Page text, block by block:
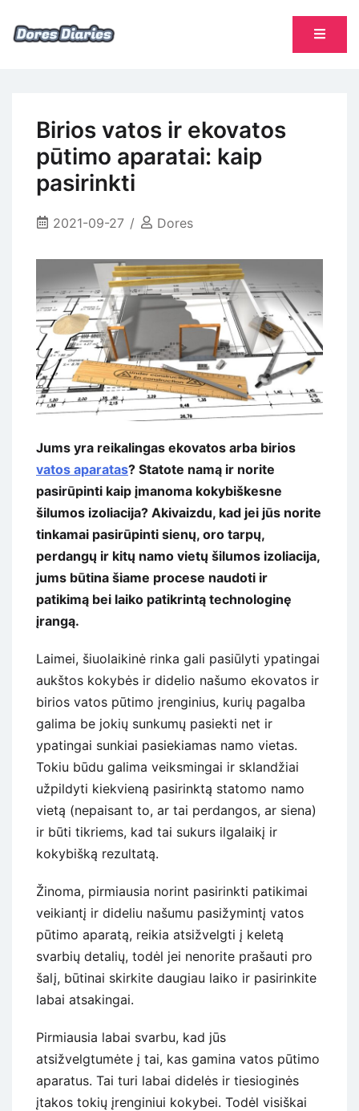
Birios vatos ir ekovatos
pūtimo aparatai: kaip
pasirinkti
2021-09-27 Dores
Jums yra reikalingas ekovatos arba birios
vatos aparatas? Statote namą ir norite
pasirūpinti kaip įmanoma kokybiškesne
šilumos izoliacija? Akivaizdu, kad jei jūs norite
tinkamai pasirūpinti sienų, oro tarpų,
perdangų ir kitų namo vietų šilumos izoliacija,
jums būtina šiame procese naudoti ir
patikimą bei laiko patikrintą technologinę
įrangą.
Laimei, šiuolaikinė rinka gali pasiūlyti ypatingai
aukštos kokybės ir didelio našumo ekovatos ir
birios vatos pūtimo įrenginius, kurių pagalba
galima be jokių sunkumų pasiekti net ir
ypatingai sunkiai pasiekiamas namo vietas.
Tokiu būdu galima veiksmingai ir sklandžiai
užpildyti kiekvieną pasirinktą statomo namo
vietą (nepaisant to, ar tai perdangos, ar siena)
ir būti tikriems, kad tai sukurs ilgalaikį ir
kokybišką rezultatą.
Žinoma, pirmiausia norint pasirinkti patikimai
veikiantį ir dideliu našumu pasižymintį vatos
pūtimo aparatą, reikia atsižvelgti į keletą
svarbių detalių, todėl jei nenorite prašauti pro
šalį, būtinai skirkite daugiau laiko ir pasirinkite
labai atsakingai.
Pirmiausia labai svarbu, kad jūs
atsižvelgtumėte į tai, kas gamina vatos pūtimo
aparatus. Tai turi labai didelės ir tiesioginės
įtakos tokių įrenginiui kokybei. Todėl visiškai